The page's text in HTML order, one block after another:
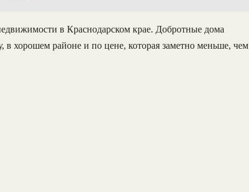
в Краснодарском крае. Добротные дома
в хорошем районе и по цене, которая заметно меньше, чем